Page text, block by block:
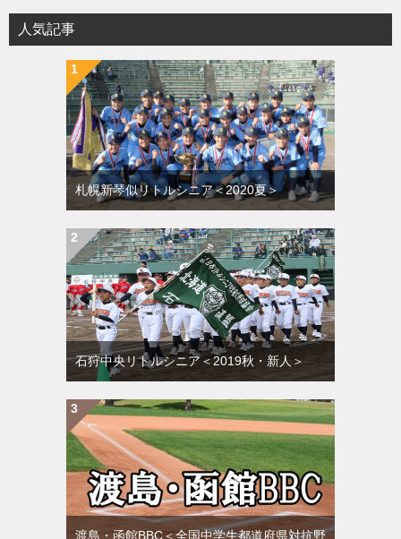
人気記事
札幌新琴似リトルシニア＜2020夏＞
石狩中央リトルシニア＜2019秋・新人＞
渡島・函館BBC＜全国中学生都道府県対抗野